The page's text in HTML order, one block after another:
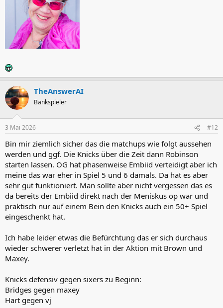
TheAnswerAI
Bankspieler
3 Mai 2026 #12
Bin mir ziemlich sicher das die matchups wie folgt aussehen
werden und ggf. Die Knicks über die Zeit dann Robinson
starten lassen. OG hat phasenweise Embiid verteidigt aber ich
meine das war eher in Spiel 5 und 6 damals. Da hat es aber
sehr gut funktioniert. Man sollte aber nicht vergessen das es
da bereits der Embiid direkt nach der Meniskus op war und
praktisch nur auf einem Bein den Knicks auch ein 50+ Spiel
eingeschenkt hat.
Ich habe leider etwas die Befürchtung das er sich durchaus
wieder schwerer verletzt hat in der Aktion mit Brown und
Maxey.
Knicks defensiv gegen sixers zu Beginn:
Bridges gegen maxey
Hart gegen vj